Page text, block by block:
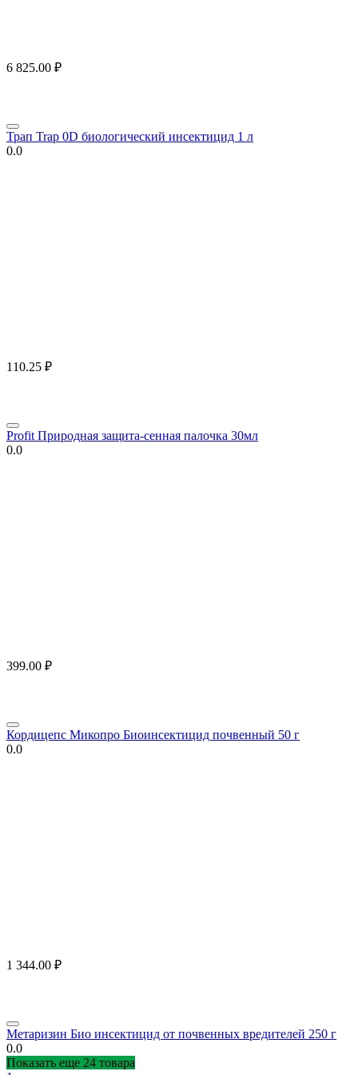
6 825.00 ₽
Трап Trap 0D биологический инсектицид 1 л
0.0
110.25 ₽
Profit Природная защита-сенная палочка 30мл
0.0
399.00 ₽
Кордицепс Микопро Биоинсектицид почвенный 50 г
0.0
1 344.00 ₽
Метаризин Био инсектицид от почвенных вредителей 250 г
0.0
Показать еще 24 товара